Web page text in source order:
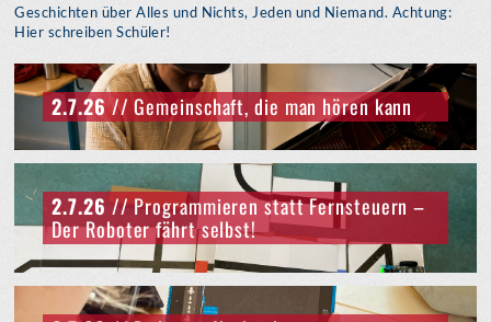
Geschichten über Alles und Nichts, Jeden und Niemand. Achtung:
Hier schreiben Schüler!
2.7.26// Gemeinschaft, die man hören kann
2.7.26// Programmieren statt Fernsteuern –
Der Roboter fährt selbst!